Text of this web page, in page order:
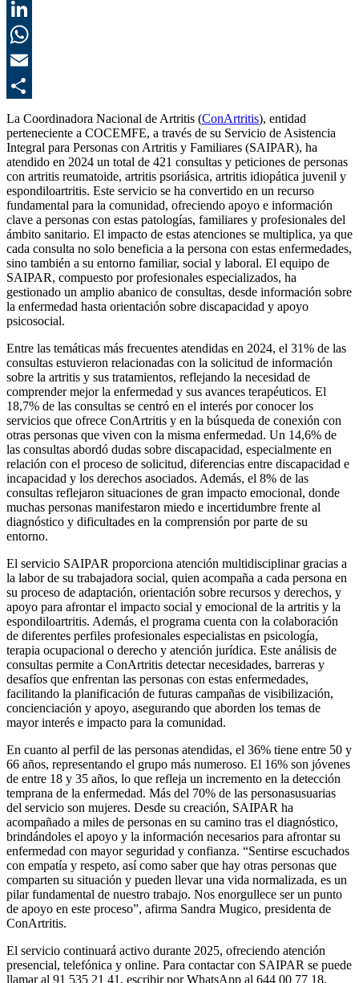
La Coordinadora Nacional de Artritis (ConArtritis), entidad
perteneciente a COCEMFE, a través de su Servicio de Asistencia
Integral para Personas con Artritis y Familiares (SAIPAR), ha
atendido en 2024 un total de 421 consultas y peticiones de personas
con artritis reumatoide, artritis psoriásica, artritis idiopática juvenil y
espondiloartritis. Este servicio se ha convertido en un recurso
fundamental para la comunidad, ofreciendo apoyo e información
clave a personas con estas patologías, familiares y profesionales del
ámbito sanitario. El impacto de estas atenciones se multiplica, ya que
cada consulta no solo beneficia a la persona con estas enfermedades,
sino también a su entorno familiar, social y laboral. El equipo de
SAIPAR, compuesto por profesionales especializados, ha
gestionado un amplio abanico de consultas, desde información sobre
la enfermedad hasta orientación sobre discapacidad y apoyo
psicosocial.
Entre las temáticas más frecuentes atendidas en 2024, el 31% de las
consultas estuvieron relacionadas con la solicitud de información
sobre la artritis y sus tratamientos, reflejando la necesidad de
comprender mejor la enfermedad y sus avances terapéuticos. El
18,7% de las consultas se centró en el interés por conocer los
servicios que ofrece ConArtritis y en la búsqueda de conexión con
otras personas que viven con la misma enfermedad. Un 14,6% de
las consultas abordó dudas sobre discapacidad, especialmente en
relación con el proceso de solicitud, diferencias entre discapacidad e
incapacidad y los derechos asociados. Además, el 8% de las
consultas reflejaron situaciones de gran impacto emocional, donde
muchas personas manifestaron miedo e incertidumbre frente al
diagnóstico y dificultades en la comprensión por parte de su
entorno.
El servicio SAIPAR proporciona atención multidisciplinar gracias a
la labor de su trabajadora social, quien acompaña a cada persona en
su proceso de adaptación, orientación sobre recursos y derechos, y
apoyo para afrontar el impacto social y emocional de la artritis y la
espondiloartritis. Además, el programa cuenta con la colaboración
de diferentes perfiles profesionales especialistas en psicología,
terapia ocupacional o derecho y atención jurídica. Este análisis de
consultas permite a ConArtritis detectar necesidades, barreras y
desafíos que enfrentan las personas con estas enfermedades,
facilitando la planificación de futuras campañas de visibilización,
concienciación y apoyo, asegurando que aborden los temas de
mayor interés e impacto para la comunidad.
En cuanto al perfil de las personas atendidas, el 36% tiene entre 50 y
66 años, representando el grupo más numeroso. El 16% son jóvenes
de entre 18 y 35 años, lo que refleja un incremento en la detección
temprana de la enfermedad. Más del 70% de las personasusuarias
del servicio son mujeres. Desde su creación, SAIPAR ha
acompañado a miles de personas en su camino tras el diagnóstico,
brindándoles el apoyo y la información necesarios para afrontar su
enfermedad con mayor seguridad y confianza. “Sentirse escuchados
con empatía y respeto, así como saber que hay otras personas que
comparten su situación y pueden llevar una vida normalizada, es un
pilar fundamental de nuestro trabajo. Nos enorgullece ser un punto
de apoyo en este proceso”, afirma Sandra Mugico, presidenta de
ConArtritis.
El servicio continuará activo durante 2025, ofreciendo atención
presencial, telefónica y online. Para contactar con SAIPAR se puede
llamar al 91 535 21 41, escribir por WhatsApp al 644 00 77 18,